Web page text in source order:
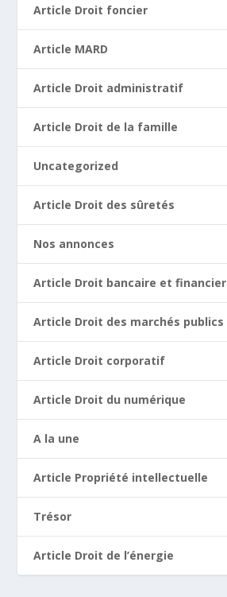
Article Droit foncier
Article MARD
Article Droit administratif
Article Droit de la famille
Uncategorized
Article Droit des sûretés
Nos annonces
Article Droit bancaire et financier
Article Droit des marchés publics
Article Droit corporatif
Article Droit du numérique
A la une
Article Propriété intellectuelle
Trésor
Article Droit de l’énergie